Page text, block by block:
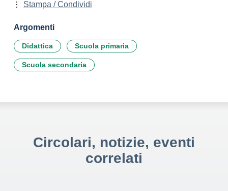
Stampa / Condividi
Argomenti
Didattica Scuola primaria
Scuola secondaria
Circolari, notizie, eventi
correlati